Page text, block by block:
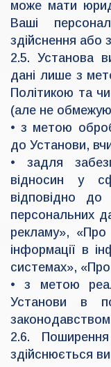
може мати
Ваші
здійснення або
2.5. Установа
дані лише з
Політикою та
(але не
• з метою
до Установи,
• задля
відносин у
відповідно до
персональних
рекламу», «Про
інформації в
системах», «Про
• з метою
Установи в
2.6.
здійснюється